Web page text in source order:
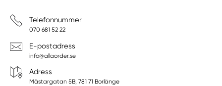
Telefonnummer
070 681 52 22
E-postadress
info@allaorder.se
Adress
Mästargatan 5B, 781 71 Borlänge